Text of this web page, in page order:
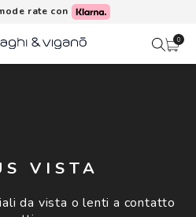
rate con
0
VISTA
da vista o lenti a contatto